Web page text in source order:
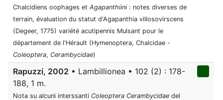
Chalcidiens oophages et Agapanthiini : notes diverses de
terrain, évaluation du statut d'Agapanthia villosovirscens
(Degeer, 1775) variété acutipennis Mulsant pour le
département de l'Hérault (Hymenoptera, Chalcidae -
Coleoptera, Cerambycidae)
Rapuzzi, 2002 • Lambillionea • 102 (2) : 178-
188, 1 m.
Nota su alcuni interssanti Coleoptera Cerambycidae del